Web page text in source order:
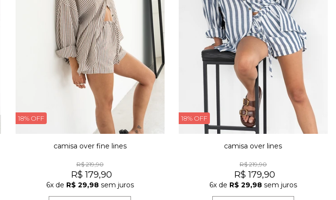
18% OFF
camisa over fine lines
R$ 219,90
R$ 179,90
6xde R$ 29,98sem juros
18% OFF
camisa over lines
R$ 219,90
R$ 179,90
6xde R$ 29,98sem juros